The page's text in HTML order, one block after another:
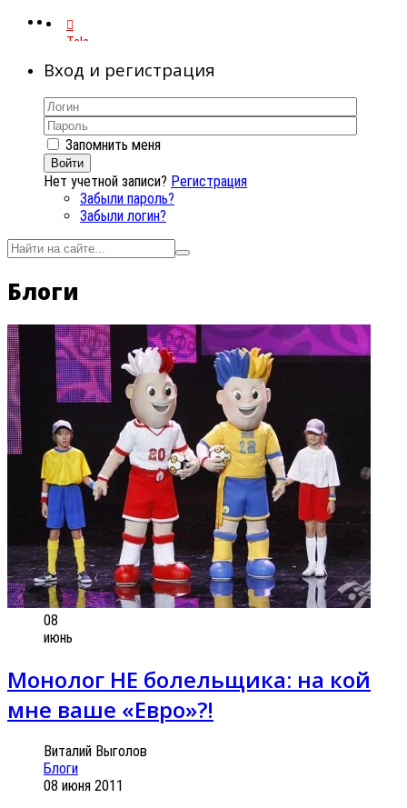
Telegram
Вход и регистрация
Запомнить меня
Войти
Нет учетной записи? Регистрация
Забыли пароль?
Забыли логин?
Блоги
08
июнь
Монолог НЕ болельщика: на кой
мне ваше «Евро»?!
Виталий Выголов
Блоги
08 июня 2011